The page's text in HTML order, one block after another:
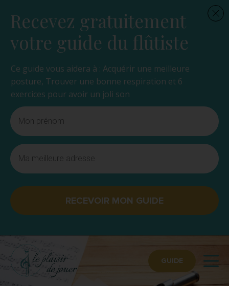
GUIDE
Recevez gratuitement
votre guide du flûtiste
Ce guide vous aidera à : Acquérir une meilleure
posture, Trouver une bonne respiration et 6
exercices pour avoir un joli son
RECEVOIR MON GUIDE